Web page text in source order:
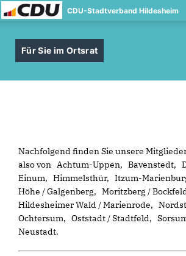
CDU-Stadtverband Hildesheim
Für Sie im Ortsrat
Nachfolgend finden Sie unsere
also von Achtum-Uppen, Bavenstedt,
Einum, Himmelsthür, Itzum-
Höhe / Galgenberg, Moritzberg /
Hildesheimer Wald / Marienrode,
Ochtersum, Oststadt / Stadtfeld,
Neustadt.